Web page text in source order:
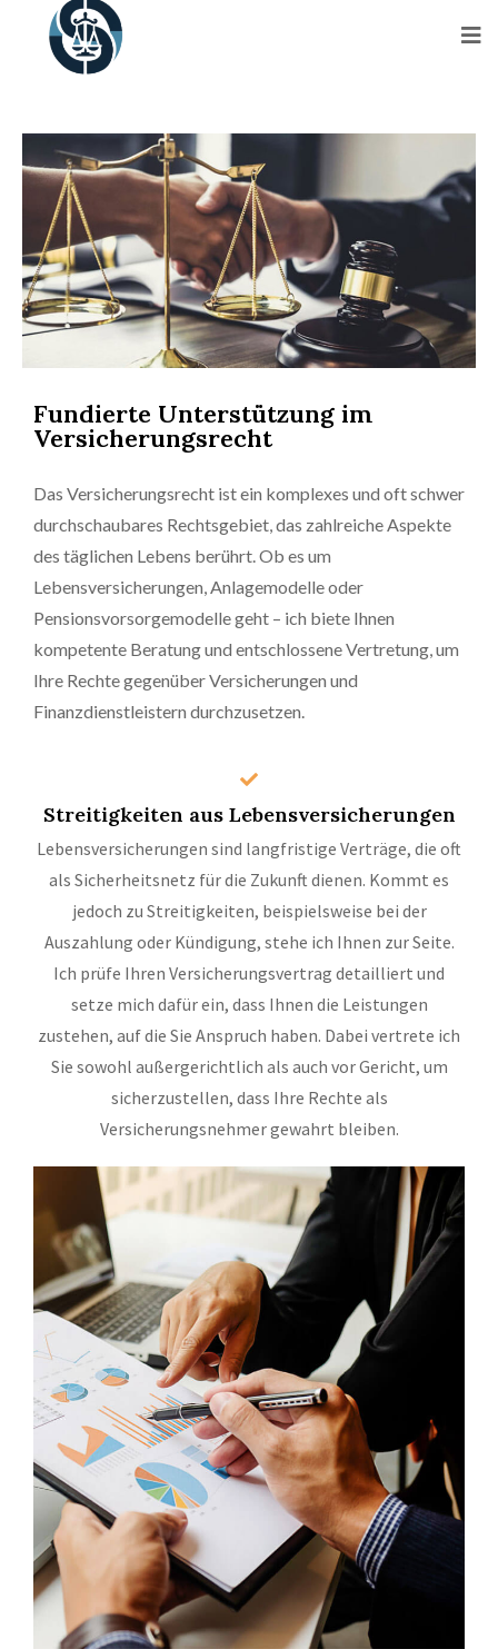
Fundierte Unterstützung im
Versicherungsrecht
Das Versicherungsrecht ist ein komplexes und oft schwer
durchschaubares Rechtsgebiet, das zahlreiche Aspekte
des täglichen Lebens berührt. Ob es um
Lebensversicherungen, Anlagemodelle oder
Pensionsvorsorgemodelle geht – ich biete Ihnen
kompetente Beratung und entschlossene Vertretung, um
Ihre Rechte gegenüber Versicherungen und
Finanzdienstleistern durchzusetzen.
Streitigkeiten aus Lebensversicherungen
Lebensversicherungen sind langfristige Verträge, die oft
als Sicherheitsnetz für die Zukunft dienen. Kommt es
jedoch zu Streitigkeiten, beispielsweise bei der
Auszahlung oder Kündigung, stehe ich Ihnen zur Seite.
Ich prüfe Ihren Versicherungsvertrag detailliert und
setze mich dafür ein, dass Ihnen die Leistungen
zustehen, auf die Sie Anspruch haben. Dabei vertrete ich
Sie sowohl außergerichtlich als auch vor Gericht, um
sicherzustellen, dass Ihre Rechte als
Versicherungsnehmer gewahrt bleiben.